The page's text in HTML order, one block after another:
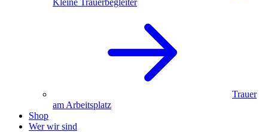
Trauer
am Arbeitsplatz
Shop
Wer wir sind